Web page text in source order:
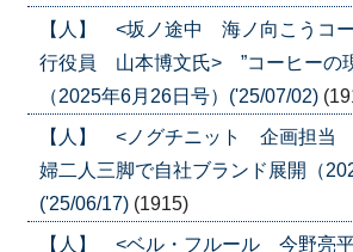
【人】 <坂ノ途中 海ノ向こうコ
行役員 山本博文氏> ”コーヒーの
（2025年6月26日号）('25/07/02)
【人】 <ノグチニット 企画担
婦二人三脚で自社ブランド展開（
('25/06/17) (1915)
【人】 <ベル・フルール 今野亮